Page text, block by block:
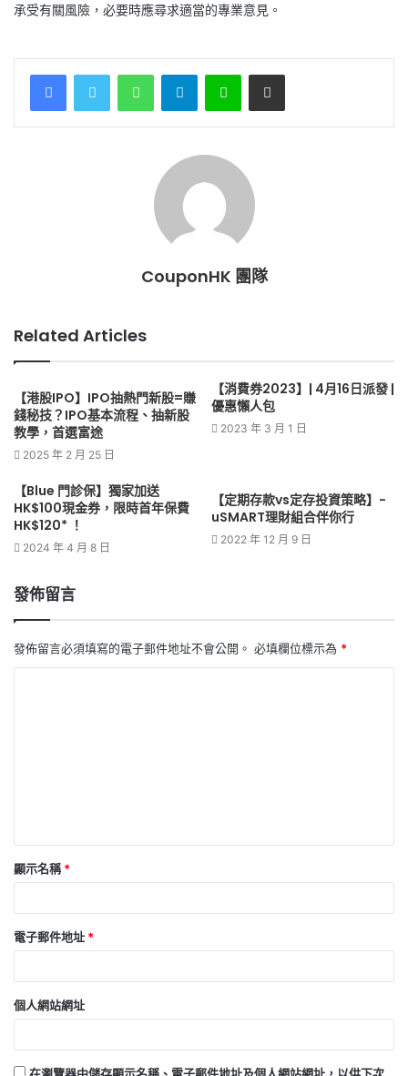
承受有關風險，必要時應尋求適當的專業意見。
WhatsAppTelegramLine Share via Email
CouponHK 團隊
Related Articles
【港股IPO】IPO抽熱門新股=賺
錢秘技？IPO基本流程、抽新股
教學，首選富途
2025 年 2 月 25 日
【消費券2023】| 4月16日派發 |
優惠懶人包
2023 年 3 月 1 日
【Blue 門診保】獨家加送
HK$100現金券，限時首年保費
HK$120* ！
2024 年 4 月 8 日
【定期存款vs定存投資策略】-
uSMART理財組合伴你行
2022 年 12 月 9 日
發佈留言
發佈留言必須填寫的電子郵件地址不會公開。 必填欄位標示為 *
顯示名稱*
電子郵件地址 *
個人網站網址
在瀏覽器中儲存顯示名稱、電子郵件地址及個人網站網址，以供下次